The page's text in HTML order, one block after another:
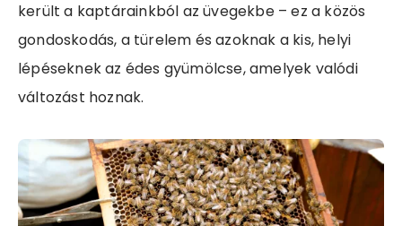
került a kaptárainkból az üvegekbe – ez a közös
gondoskodás, a türelem és azoknak a kis, helyi
lépéseknek az édes gyümölcse, amelyek valódi
változást hoznak.